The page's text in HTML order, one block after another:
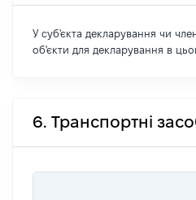
У суб'єкта декларування чи
об'єкти для декларування в
6. Транспортні